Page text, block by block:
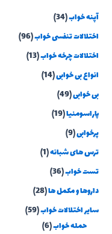
آپنه خواب(34)
اختلالات تنفسی خواب(96)
اختلالات چرخه خواب(13)
انواع بی خوابی(14)
بی خوابی(49)
پاراسومنیا(19)
پرخوابی(9)
ترس های شبانه(1)
تست خواب(36)
داروها و مکمل ها(28)
سایر اختلالات خواب(59)
حمله خواب(6)